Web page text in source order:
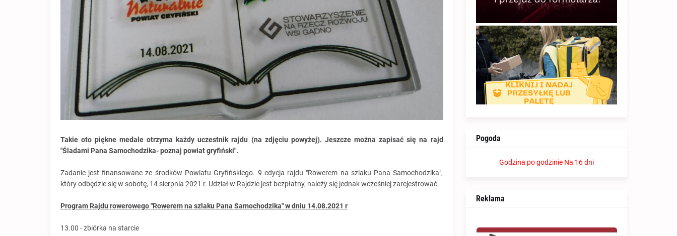
Takie oto piękne medale otrzyma każdy uczestnik rajdu (na zdjęciu powyżej). Jeszcze można zapisać się na rajd
"Śladami Pana Samochodzika- poznaj powiat gryfiński".
Zadanie jest finansowane ze środków Powiatu Gryfińskiego. 9 edycja rajdu "Rowerem na szlaku Pana Samochodzika",
który odbędzie się w sobotę, 14 sierpnia 2021 r. Udział w Rajdzie jest bezpłatny, należy się jednak wcześniej zarejestrować.
Program Rajdu rowerowego "Rowerem na szlaku Pana Samochodzika" w dniu 14.08.2021 r
13.00 - zbiórka na starcie
Pogoda
Godzina po godzinie Na 16 dni
Reklama